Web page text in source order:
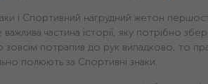
і Спортивний нагрудний жетон
частина історії, яку потрібно
зовсім потрапив до рук випадково, то
полюють за Спортивні знаки.